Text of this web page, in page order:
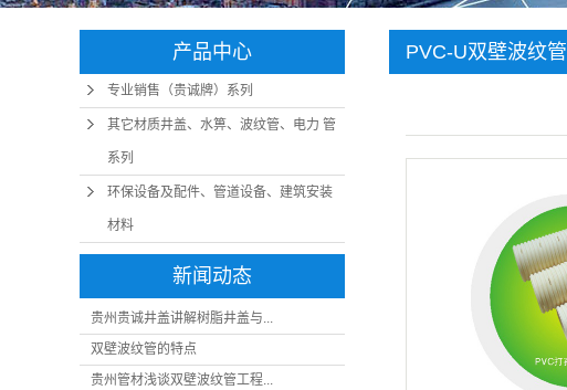
产品中心
专业销售（贵诚牌）系列
其它材质井盖、水箅、波纹管、电力 管
系列
环保设备及配件、管道设备、建筑安装
材料
新闻动态
贵州贵诚井盖讲解树脂井盖与...
​双壁波纹管的特点
贵州管材浅谈双壁波纹管工程...
PVC-U双壁波纹管